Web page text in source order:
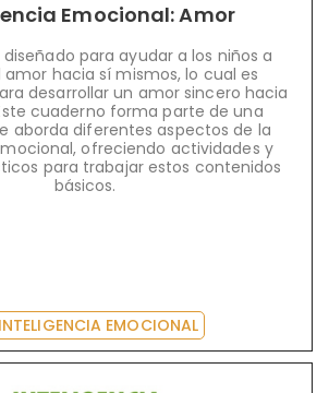
Emocional: Amor
diseñado para ayudar a los niños a
amor hacia sí mismos, lo cual es
desarrollar un amor sincero hacia
cuaderno forma parte de una
aborda diferentes aspectos de la
ofreciendo actividades y
para trabajar estos contenidos
básicos.
INTELIGENCIA EMOCIONAL